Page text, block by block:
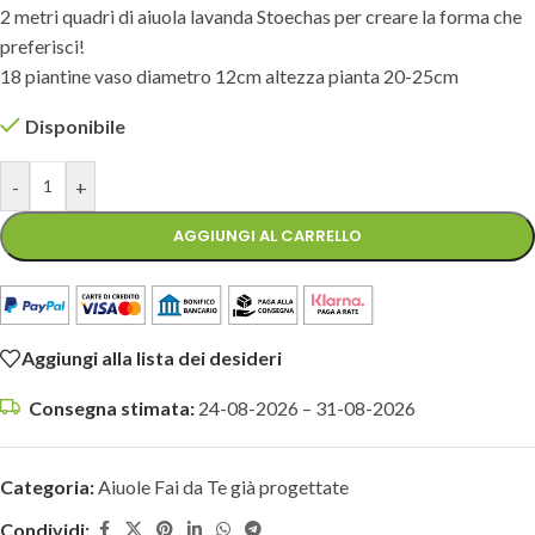
2 metri quadri di aiuola lavanda Stoechas per creare la forma che
preferisci!
18 piantine vaso diametro 12cm altezza pianta 20-25cm
Disponibile
- +
AGGIUNGI AL CARRELLO
Aggiungi alla lista dei desideri
Consegna stimata: 24-08-2026 – 31-08-2026
Categoria: Aiuole Fai da Te già progettate
Condividi: